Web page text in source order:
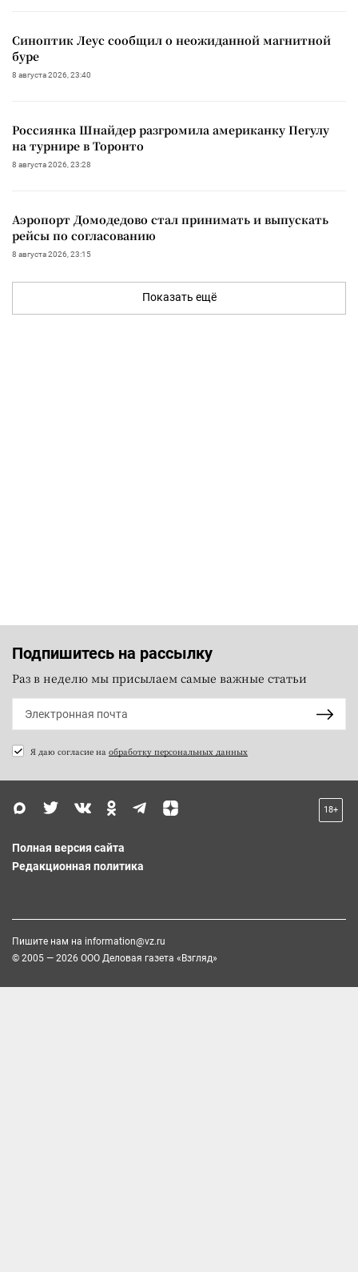
Синоптик Леус сообщил о неожиданной магнитной
буре
8 августа 2026, 23:40
Россиянка Шнайдер разгромила американку Пегулу
на турнире в Торонто
8 августа 2026, 23:28
Аэропорт Домодедово стал принимать и выпускать
рейсы по согласованию
8 августа 2026, 23:15
Показать ещё
Подпишитесь на рассылку
Раз в неделю мы присылаем самые важные статьи
Я даю согласие на обработку персональных данных
18+
Полная версия сайта
Редакционная политика
Пишите нам на information@vz.ru
© 2005 — 2026 ООО Деловая газета «Взгляд»